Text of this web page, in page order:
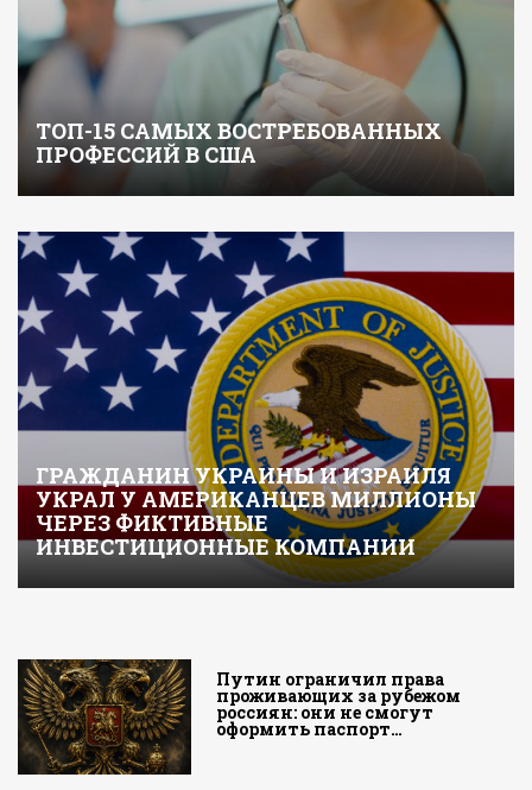
ТОП-15 САМЫХ ВОСТРЕБОВАННЫХ
ПРОФЕССИЙ В США
ГРАЖДАНИН УКРАИНЫ И ИЗРАИЛЯ
УКРАЛ У АМЕРИКАНЦЕВ МИЛЛИОНЫ
ЧЕРЕЗ ФИКТИВНЫЕ
ИНВЕСТИЦИОННЫЕ КОМПАНИИ
Путин ограничил права
проживающих за рубежом
россиян: они не смогут
оформить паспорт…